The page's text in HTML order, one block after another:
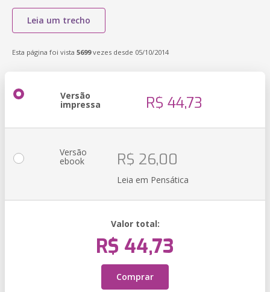
Leia um trecho
Esta página foi vista 5699vezes desde 05/10/2014
Versão
impressa R$ 44,73
Versão
ebook R$ 26,00
Leia em Pensática
Valor total:
R$ 44,73
Comprar